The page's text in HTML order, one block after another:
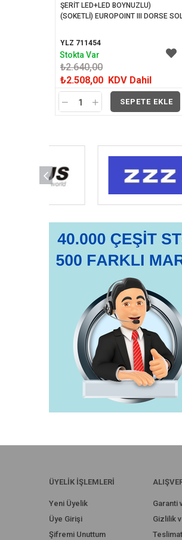
ŞERİT LED+LED BOYNUZLU)
(SOKETLİ) EUROPOINT III DORSE
YLZ 711454
₺2.640,00
₺2.508,00 KDV Dahil
SEPETE EKLE
Stokta Var
ÜYELİK İŞLEMLERİ
Yeni Üyelik
Üye Girişi
Şifremi Unuttum
Garanti
Gizlilik